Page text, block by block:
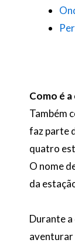
Como é
Também
faz parte
quatro
O nome
da
Durante a
aventurar